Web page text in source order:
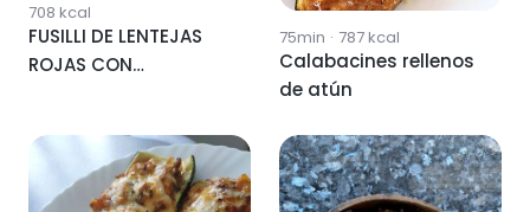
708 kcal
FUSILLI DE LENTEJAS
ROJAS CON
75min · 787kcal
Calabacines rellenos
de atún